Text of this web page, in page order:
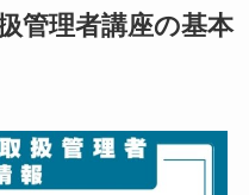
管理者講座の基本